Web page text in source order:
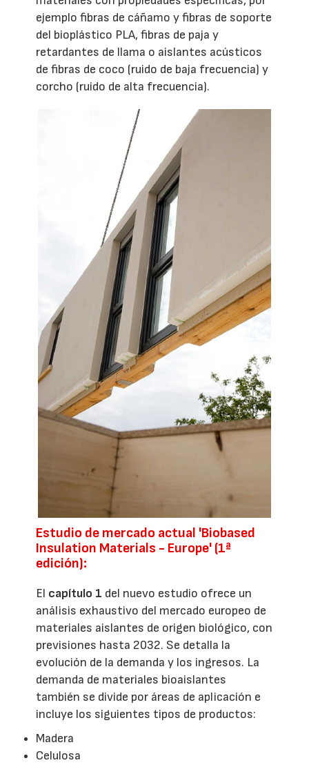
ejemplo fibras de cáñamo y fibras de soporte
del bioplástico PLA, fibras de paja y
retardantes de llama o aislantes acústicos
de fibras de coco (ruido de baja frecuencia) y
corcho (ruido de alta frecuencia).
Estudio de mercado actual 'Biobased
Insulation Materials - Europe' (1ª
edición):
El capítulo 1 del nuevo estudio ofrece un
análisis exhaustivo del mercado europeo de
materiales aislantes de origen biológico, con
previsiones hasta 2032. Se detalla la
evolución de la demanda y los ingresos. La
demanda de materiales bioaislantes
también se divide por áreas de aplicación e
incluye los siguientes tipos de productos:
Madera
Celulosa